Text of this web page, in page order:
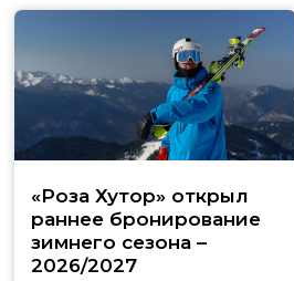
«Роза Хутор» открыл
раннее бронирование
зимнего сезона –
2026/2027